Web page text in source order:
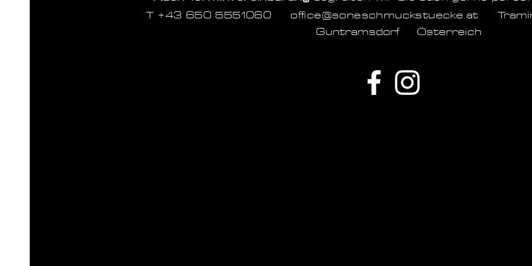
T ‭+43 650 5551060 office@soneschmuckstuecke.at
Guntramsdorf Österreich